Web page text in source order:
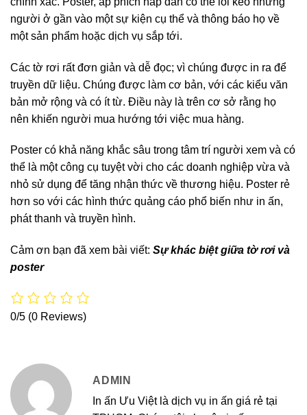
người ở gần vào một sự kiện cụ thể và thông báo họ về
một sản phẩm hoặc dịch vụ sắp tới.
Các tờ rơi rất đơn giản và dễ đọc; vì chúng được in ra để
truyền dữ liệu. Chúng được làm cơ bản, với các kiểu văn
bản mở rộng và có ít từ. Điều này là trên cơ sở rằng họ
nên khiến người mua hướng tới việc mua hàng.
Poster có khả năng khắc sâu trong tâm trí người xem và có
thể là một công cụ tuyệt vời cho các doanh nghiệp vừa và
nhỏ sử dụng để tăng nhận thức về thương hiệu. Poster rẻ
hơn so với các hình thức quảng cáo phổ biến như in ấn,
phát thanh và truyền hình.
Cảm ơn bạn đã xem bài viết: Sự khác biệt giữa tờ rơi và
poster
0/5 (0 Reviews)
ADMIN
In ấn Ưu Việt là dịch vụ in ấn giá rẻ tại